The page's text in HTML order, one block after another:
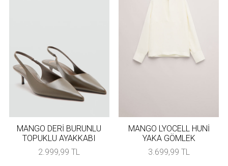
MANGO DERİ BURUNLU
TOPUKLU AYAKKABI
2.999,99 TL
MANGO LYOCELL HUNİ
YAKA GÖMLEK
3.699,99 TL